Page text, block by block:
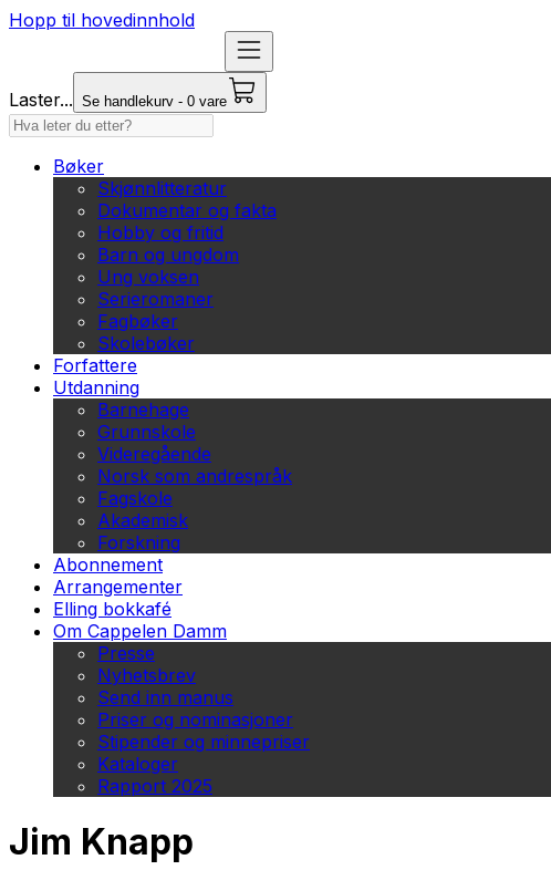
Hopp til hovedinnhold
Laster... Se handlekurv - 0 vare
Bøker
Skjønnlitteratur
Dokumentar og fakta
Hobby og fritid
Barn og ungdom
Ung voksen
Serieromaner
Fagbøker
Skolebøker
Forfattere
Utdanning
Barnehage
Grunnskole
Videregående
Norsk som andrespråk
Fagskole
Akademisk
Forskning
Abonnement
Arrangementer
Elling bokkafé
Om Cappelen Damm
Presse
Nyhetsbrev
Send inn manus
Priser og nominasjoner
Stipender og minnepriser
Kataloger
Rapport 2025
Jim Knapp